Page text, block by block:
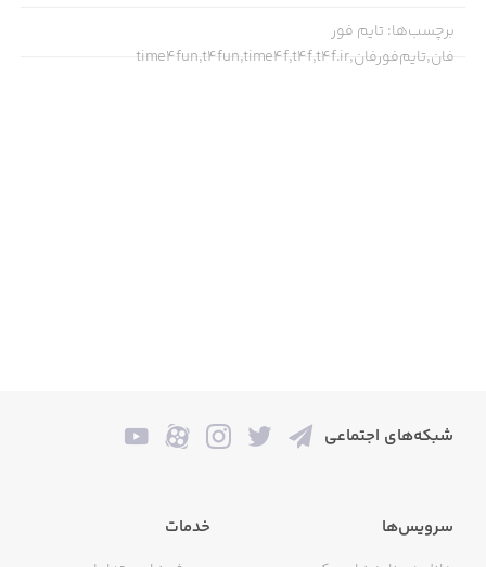
برچسب‌ها: تایم فور
فان,تایم‌فورفان,time4fun,t4fun,time4f,t4f,t4f.ir
شبکه‌های اجتماعی
سرویس‌ها خدمات